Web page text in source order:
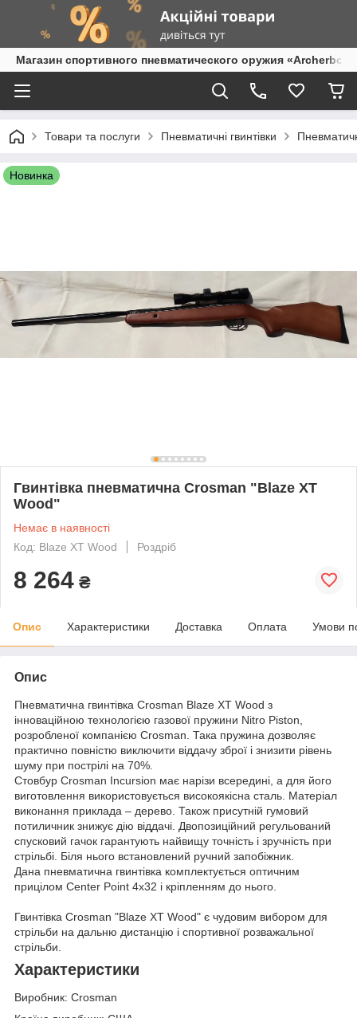
Магазин спортивного пневматического оружия
Товари та послуги Пневматичні гвинтівки
Новинка
Гвинтівка пневматична Crosman "Blaze XT
Wood"
Немає в наявності
Код: Blaze XT Wood
Роздріб
8 264 ₴
Опис Характеристики Доставка Оплата Умови
Опис
Пневматична гвинтівка Crosman Blaze XT Wood з
інноваційною технологією газової пружини Nitro Piston,
розробленої компанією Crosman. Така пружина дозволяє
практично повністю виключити віддачу зброї і знизити рівень
шуму при пострілі на 70%.
Стовбур Crosman Incursion має нарізи всередині, а для його
виготовлення використовується високоякісна сталь. Матеріал
виконання приклада – дерево. Також присутній гумовий
потиличник знижує дію віддачі. Двопозиційний регульований
спусковий гачок гарантують найвищу точність і зручність при
стрільбі. Біля нього встановлений ручний запобіжник.
Дана пневматична гвинтівка комплектується оптичним
прицілом Center Point 4x32 і кріпленням до нього.
Гвинтівка Crosman "Blaze XT Wood" є чудовим вибором для
стрільби на дальню дистанцію і спортивної розважальної
стрільби.
Характеристики
Виробник: Crosman